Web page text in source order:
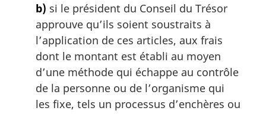
b) si le président du Conseil du Trésor
approuve qu’ils soient soustraits à
l’application de ces articles, aux frais
dont le montant est établi au moyen
d’une méthode qui échappe au contrôle
de la personne ou de l’organisme qui
les fixe, tels un processus d’enchères ou